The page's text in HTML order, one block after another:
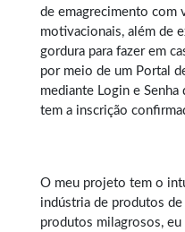
de emagrecimento com
motivacionais, além de
gordura para fazer em
por meio de um Portal
mediante Login e
tem a inscrição
O meu projeto tem o
indústria de produtos
produtos milagrosos,